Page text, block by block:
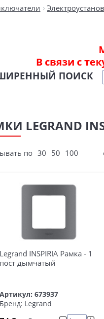
В связи с
ПОИСК
LEGRAND
по 30 50 100
Legrand INSPIRIA Рамка - 1
пост дымчатый
Артикул: 673937
Бренд: Legrand